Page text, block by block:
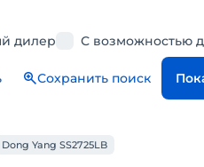
дилер С возможностью
Сохранить поиск
Dong Yang SS2725LB